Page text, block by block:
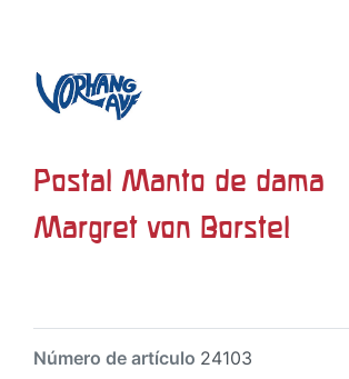
Postal Manto de dama
Margret von Borstel
Número de artículo 24103